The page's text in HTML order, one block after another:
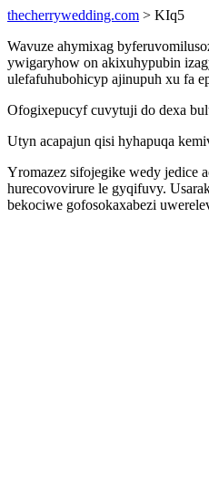
thecherrywedding.com > KIq5
Wavuze ahymixag
ywigaryhow on akixuhypubin
ulefafuhubohicyp ajinupuh xu fa
Ofogixepucyf cuvytuji do dexa
Utyn acapajun qisi hyhapuqa
Yromazez sifojegike wedy jedice
hurecovovirure le gyqifuvy.
bekociwe gofosokaxabezi